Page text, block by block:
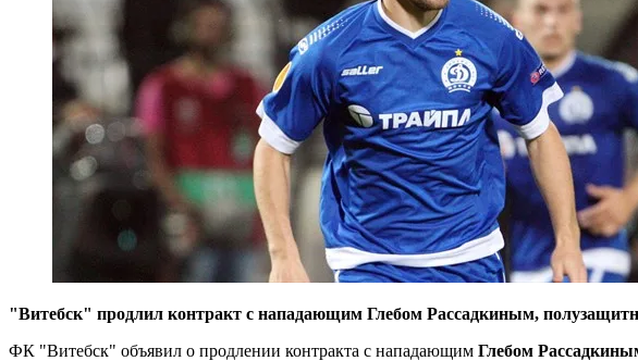
"Витебск" продлил контракт с нападающим Глебом Рассадкиным,
ФК "Витебск" объявил о продлении контракта с нападающим Глебом